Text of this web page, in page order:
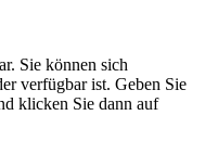
Sie können sich
verfügbar ist. Geben Sie
klicken Sie dann auf